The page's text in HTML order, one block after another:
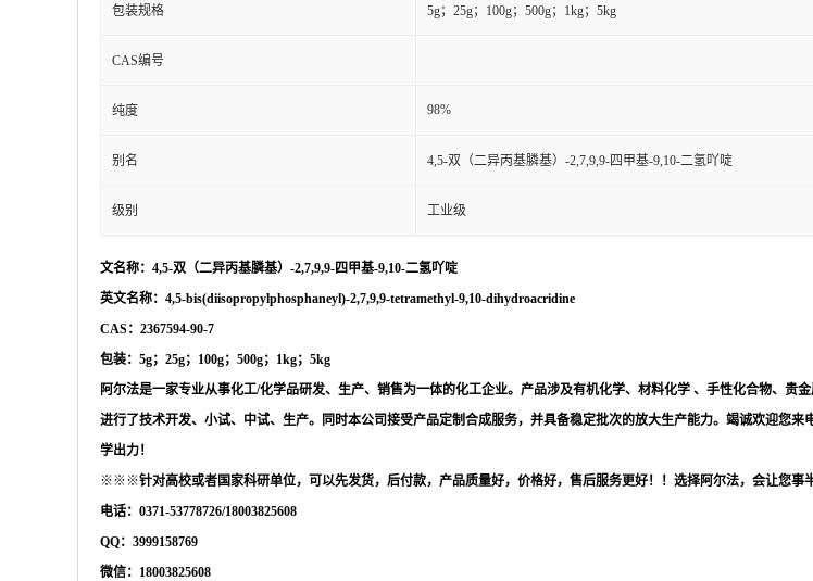
包装规格 5g；25g；100g；500g；1kg；5kg
CAS编号
纯度 98%
别名 4,5-双（二异丙基膦基）-2,7,9,9-四甲基-9,10-二氢吖啶
级别 工业级
文名称： 4,5-双（二异丙基膦基）-2,7,9,9-四甲基-9,10-二氢吖啶
英文名称： 4,5-bis(diisopropylphosphaneyl)-2,7,9,9-tetramethyl-9,10-dihydroacridine
CAS：2367594-90-7
包装： 5g；25g；100g；500g；1kg；5kg
阿尔法是一家专业从事化工/化学品研发、生产、销售为一体的化工企业。产品涉及有机化学、材料化学 、手性化合物、
进行了技术开发、小试、中试、生产。同时本公司接受产品定制合成服务，并具备稳定批次的放大生产能力。竭诚欢迎您
学出力！
※※※针对高校或者国家科研单位，可以先发货，后付款，产品质量好，价格好，售后服务更好！！选择阿尔法，会让您事
电话： 0371-53778726/18003825608
QQ：3999158769
微信： 18003825608